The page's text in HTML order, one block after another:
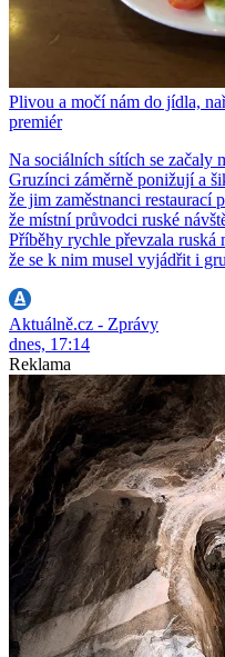
Plivou a močí nám do jídla,
premiér
Na sociálních sítích se začaly
Gruzínci záměrně ponižují a
že jim zaměstnanci restaurací
že místní průvodci ruské
Příběhy rychle převzala
že se k nim musel vyjádřit i
Aktuálně.cz - Zprávy
dnes, 17:14
Reklama